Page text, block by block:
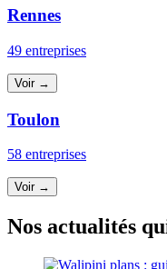
Rennes
49 entreprises
Voir →
Toulon
58 entreprises
Voir →
Nos actualités